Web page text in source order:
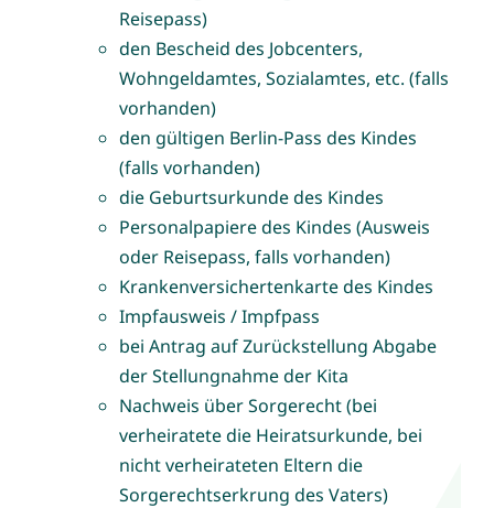
Reisepass)
den Bescheid des Jobcenters,
Wohngeldamtes, Sozialamtes, etc. (falls
vorhanden)
den gültigen Berlin-Pass des Kindes
(falls vorhanden)
die Geburtsurkunde des Kindes
Personalpapiere des Kindes (Ausweis
oder Reisepass, falls vorhanden)
Krankenversichertenkarte des Kindes
Impfausweis / Impfpass
bei Antrag auf Zurückstellung Abgabe
der Stellungnahme der Kita
Nachweis über Sorgerecht (bei
verheiratete die Heiratsurkunde, bei
nicht verheirateten Eltern die
Sorgerechtserkrung des Vaters)